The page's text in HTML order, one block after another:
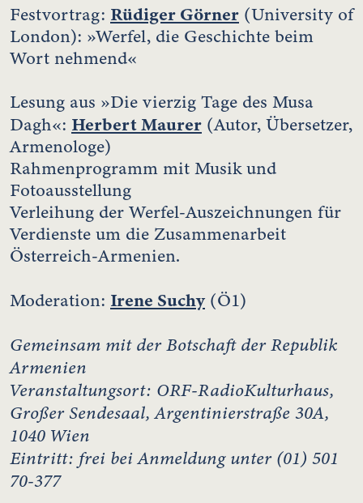
Festvortrag: Rüdiger Görner (University of
London): »Werfel, die Geschichte beim
Wort nehmend«
Lesung aus »Die vierzig Tage des Musa
Dagh«: Herbert Maurer (Autor, Übersetzer,
Armenologe)
Rahmenprogramm mit Musik und
Fotoausstellung
Verleihung der Werfel-Auszeichnungen für
Verdienste um die Zusammenarbeit
Österreich-Armenien.
Moderation: Irene Suchy(Ö1)
Gemeinsam mit der Botschaft der Republik
Armenien
Veranstaltungsort: ORF-RadioKulturhaus,
Großer Sendesaal,Argentinierstraße 30A,
1040 Wien
Eintritt: frei bei Anmeldung unter (01) 501
70-377